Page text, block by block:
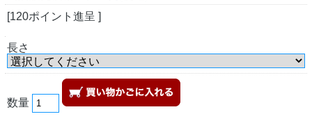
[120ポイント進呈 ]
長さ
数量